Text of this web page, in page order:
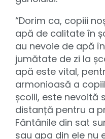
“Dorim ca, copiii
apă de calitate în
au nevoie de apă
jumătate de zi la
apă este vital,
armonioasă a
școlii, este nevoită
distanță pentru a
Fântânile din sat
sau apa din ele nu